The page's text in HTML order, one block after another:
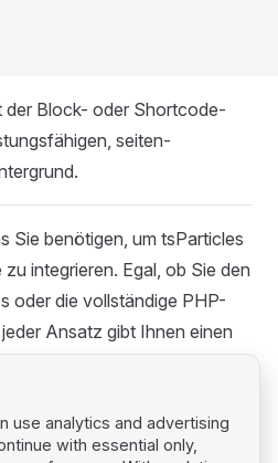
der Block- oder Shortcode-
seiten-
Sie benötigen, um tsParticles
integrieren. Egal, ob Sie den
oder die vollständige PHP-
Ansatz gibt Ihnen einen
use analytics and advertising
with essential only,